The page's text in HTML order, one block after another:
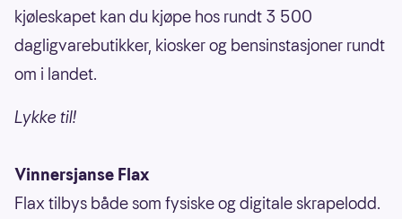
kjøleskapet kan du kjøpe hos rundt 3 500
dagligvarebutikker, kiosker og bensinstasjoner rundt
om i landet.
Lykke til!
Vinnersjanse Flax
Flax tilbys både som fysiske og digitale skrapelodd.